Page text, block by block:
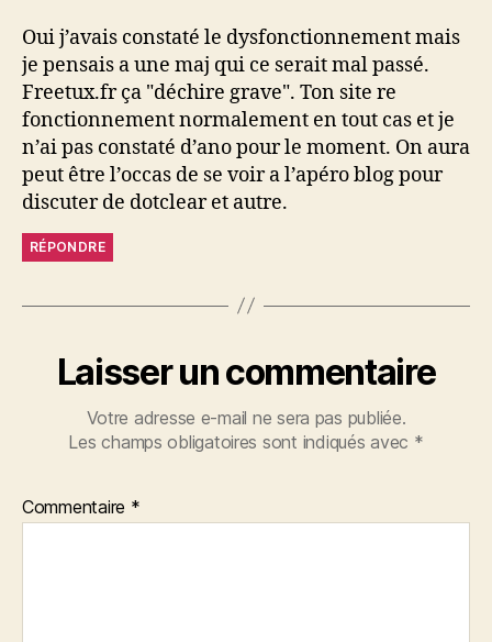
Oui j’avais constaté le dysfonctionnement mais
je pensais a une maj qui ce serait mal passé.
Freetux.fr ça "déchire grave". Ton site re
fonctionnement normalement en tout cas et je
n’ai pas constaté d’ano pour le moment. On aura
peut être l’occas de se voir a l’apéro blog pour
discuter de dotclear et autre.
RÉPONDRE
Laisser un commentaire
Votre adresse e-mail ne sera pas publiée.
Les champs obligatoires sont indiqués avec *
Commentaire *